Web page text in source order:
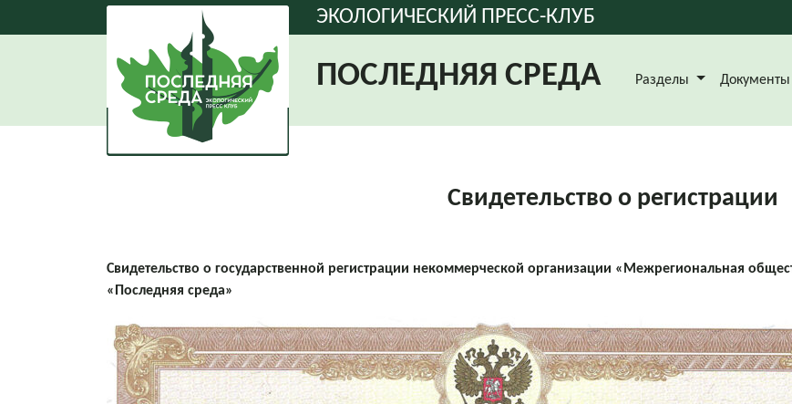
ЭКОЛОГИЧЕСКИЙ ПРЕСС-КЛУБ
ПОСЛЕДНЯЯ СРЕДА Разделы Документы
Свидетельство о регистрации
Свидетельство о государственной регистрации некоммерческой организации «Межрегиональная
«Последняя среда»